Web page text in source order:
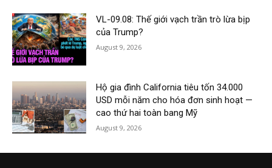
VL-09.08: Thế giới vạch trần trò lừa bịp
của Trump?
August 9, 2026
Hộ gia đình California tiêu tốn 34.000
USD mỗi năm cho hóa đơn sinh hoạt —
cao thứ hai toàn bang Mỹ
August 9, 2026